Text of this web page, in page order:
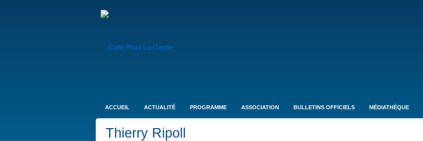
ACCUEIL ACTUALITÉ PROGRAMME ASSOCIATION BULLETINS OFFICIELS MÉDIATHÈQUE
Thierry Ripoll